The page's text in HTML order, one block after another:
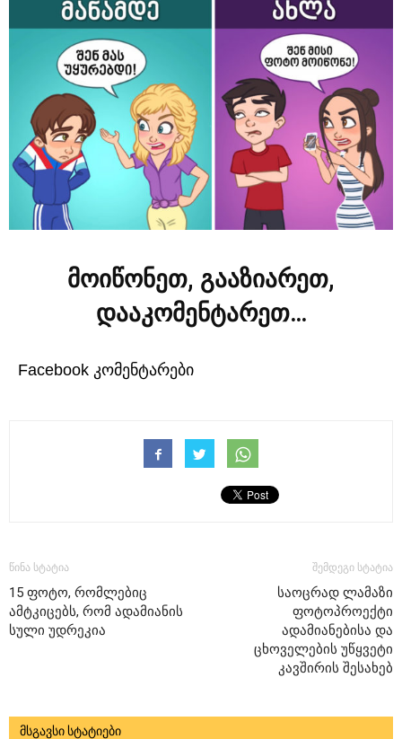
მოიწონეთ, გააზიარეთ,
დააკომენტარეთ…
Facebook კომენტარები
წინა სტატია
15 ფოტო, რომლებიც
ამტკიცებს, რომ ადამიანის
სული უდრეკია
შემდეგი სტატია
საოცრად ლამაზი
ფოტოპროექტი
ადამიანებისა და
ცხოველების უწყვეტი
კავშირის შესახებ
მსგავსი სტატიები